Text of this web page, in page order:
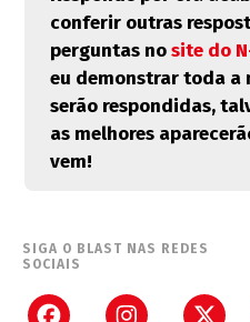
conferir outras
perguntas nosite do
eu demonstrar toda a
serão respondidas,
as melhores
vem!
SIGA O BLAST NAS REDES
SOCIAIS